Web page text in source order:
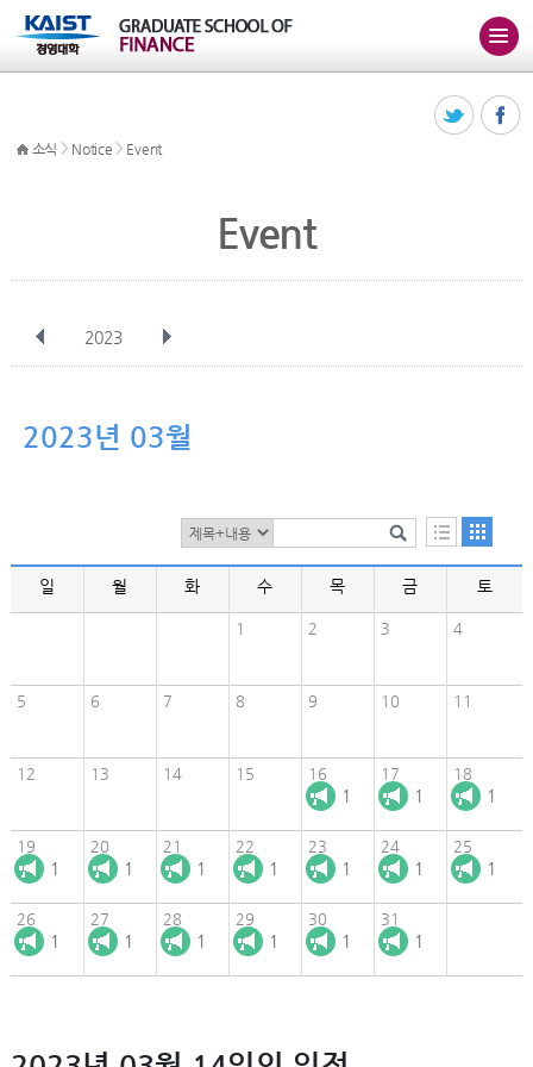
소식 > Notice > Event
Event
2023
12월
2023년 03월
일 월 화 수 목 금 토
1 2 3 4
5 6 7 8 9 10 11
12 13 14 15 16
1
17
1
18
1
19
1
20
1
21
1
22
1
23
1
24
1
25
1
26
1
27
1
28
1
29
1
30
1
31
1